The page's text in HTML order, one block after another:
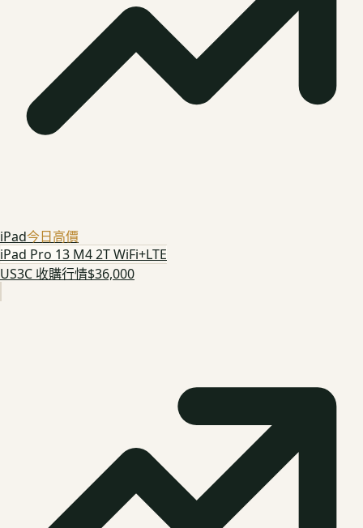
iPad今日高價
iPad Pro 13 M4 2T WiFi+LTE
US3C 收購行情$36,000